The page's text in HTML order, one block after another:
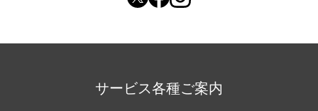
サービス各種ご案内